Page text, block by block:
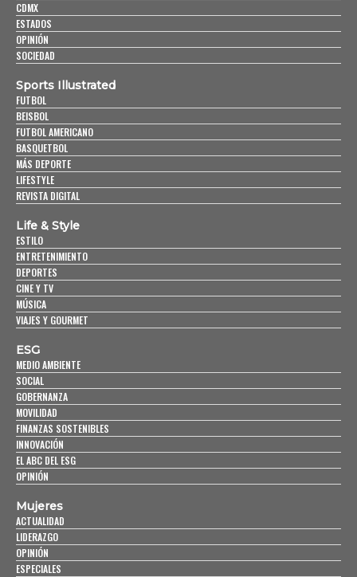
CDMX
ESTADOS
OPINIÓN
SOCIEDAD
Sports Illustrated
FUTBOL
BEISBOL
FUTBOL AMERICANO
BASQUETBOL
MÁS DEPORTE
LIFESTYLE
REVISTA DIGITAL
Life & Style
ESTILO
ENTRETENIMIENTO
DEPORTES
CINE Y TV
MÚSICA
VIAJES Y GOURMET
ESG
MEDIO AMBIENTE
SOCIAL
GOBERNANZA
MOVILIDAD
FINANZAS SOSTENIBLES
INNOVACIÓN
EL ABC DEL ESG
OPINIÓN
Mujeres
ACTUALIDAD
LIDERAZGO
OPINIÓN
ESPECIALES